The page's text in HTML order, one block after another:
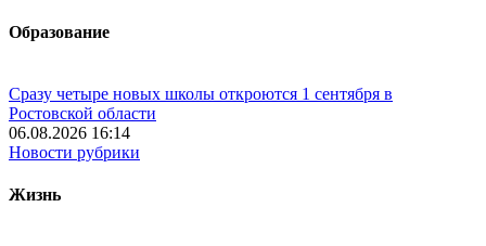
Образование
Сразу четыре новых школы откроются 1 сентября в
Ростовской области
06.08.2026 16:14
Новости рубрики
Жизнь